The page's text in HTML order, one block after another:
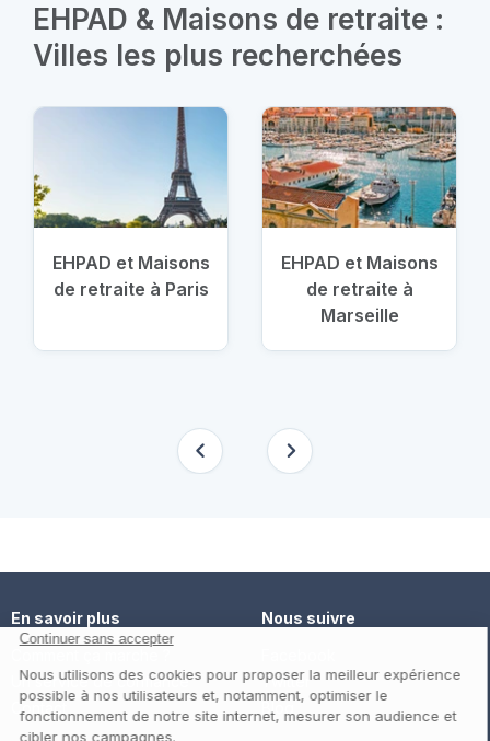
EHPAD & Maisons de retraite :
Villes les plus recherchées
EHPAD et Maisons
de retraite à Paris
EHPAD et Maisons
de retraite à
Marseille
En savoir plus
Un service de confiance
Contact
Nous suivre
Twitter
Blog